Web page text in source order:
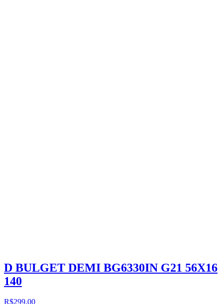
D BULGET DEMI BG6330IN G21 56X16
140
R$299,00